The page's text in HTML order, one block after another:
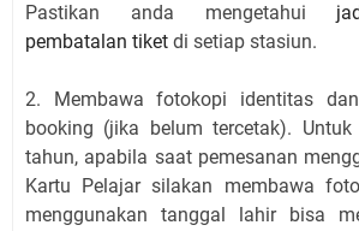
Pastikan anda mengetahui
pembatalan tiket di setiap stasiun.
2. Membawa fotokopi identitas
booking (jika belum tercetak).
tahun, apabila saat pemesanan
Kartu Pelajar silakan membawa
menggunakan tanggal lahir bisa